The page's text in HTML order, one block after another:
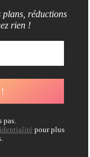
plans, réductions
rien !
pas.
pour plus